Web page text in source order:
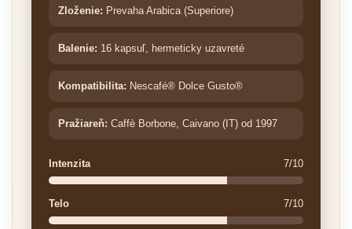
Zloženie: Prevaha Arabica (Superiore)
Balenie: 16 kapsuľ, hermeticky uzavreté
Kompatibilita: Nescafé® Dolce Gusto®
Pražiareň: Caffè Borbone, Caivano (IT) od 1997
Intenzita 7/10
Telo 7/10